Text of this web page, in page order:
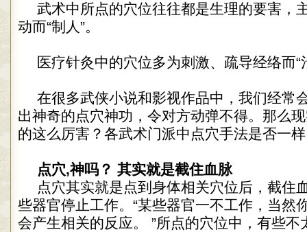
武术中所点的穴位往往都是生理的要害，
动而“制人”。
医疗针灸中的穴位多为刺激、疏导经络而“
在很多武侠小说和影视作品中，我们经常
出神奇的点穴神功，令对方动弹不得。那么
的这么厉害？各武术门派中点穴手法是否一
点穴,神吗？ 其实就是截住血脉
点穴其实就是点到身体相关穴位后，截住
些器官停止工作。“某些器官一不工作，当然
会产生相关的反应。 ”所点的穴位中，有些不